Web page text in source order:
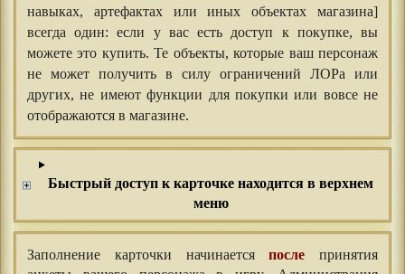
навыках, артефактах или иных объектах магазина]
всегда один: если у вас есть доступ к покупке, вы
можете это купить. Те объекты, которые ваш персонаж
не может получить в силу ограничений ЛОРа или
других, не имеют функции для покупки или вовсе не
отображаются в магазине.
Быстрый доступ к карточке находится в верхнем
меню
Заполнение карточки начинаетсяпосле принятия